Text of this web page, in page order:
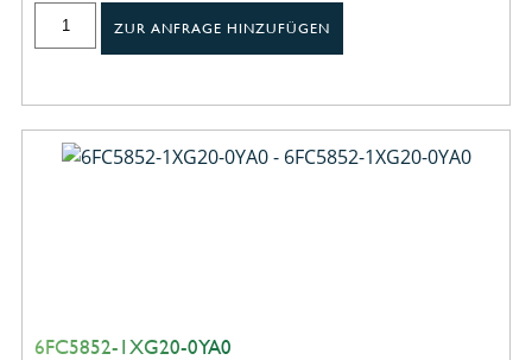
ZUR ANFRAGE HINZUFÜGEN
6FC5852-1XG20-0YA0